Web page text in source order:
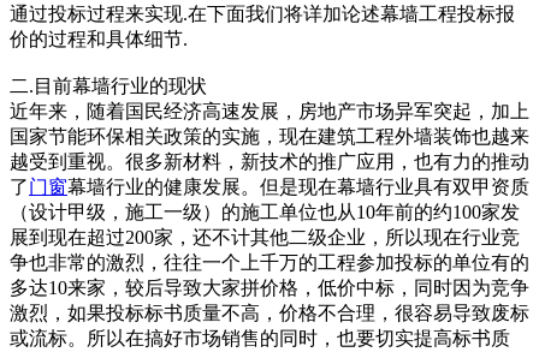
通过投标过程来实现.在下面我们将详加论述幕墙工程投标报
价的过程和具体细节.
二.目前幕墙行业的现状
近年来，随着国民经济高速发展，房地产市场异军突起，加上
国家节能环保相关政策的实施，现在建筑工程外墙装饰也越来
越受到重视。很多新材料，新技术的推广应用，也有力的推动
了门窗幕墙行业的健康发展。但是现在幕墙行业具有双甲资质
（设计甲级，施工一级）的施工单位也从10年前的约100家发
展到现在超过200家，还不计其他二级企业，所以现在行业竞
争也非常的激烈，往往一个上千万的工程参加投标的单位有的
多达10来家，较后导致大家拼价格，低价中标，同时因为竞争
激烈，如果投标标书质量不高，价格不合理，很容易导致废标
或流标。所以在搞好市场销售的同时，也要切实提高标书质